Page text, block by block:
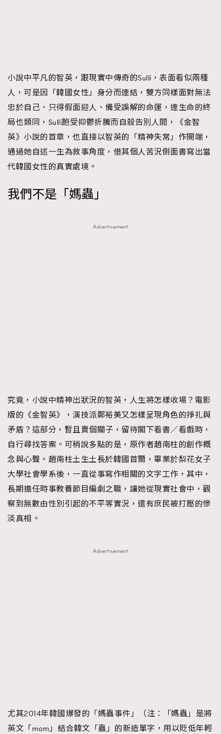
小說中平凡的智英，跟現實中傳奇的Sulli，表面看似兩種
人，可是因「韓國女性」身分而連結，雙方同樣面對無法
忠於自己、只得假面迎人、備受誤解的命運，連生命的終
局也類同，Sulli飽受抑鬱折騰而自殺告別人間，《金智
英》小說的首章，也直接以智英的「精神失常」作開端，
通過她自述一生為敘事角度，借其個人苦況側面書寫出當
代韓國女性的真實處境。
我們不是「媽蟲」
Advertisement
究竟，小說中精神出狀況的智英，人生將怎樣收場？電影
版的《金智英》，演技派鄭裕美又怎樣呈現角色的掙扎與
矛盾？這部分，暫且賣個關子，留待閣下看書／看戲時，
自行尋找答案。可稍說多點的是，原作者趙南柱的創作概
念與心聲。趙南柱土生土長於韓國首爾，畢業於梨花女子
大學社會學系後，一直從事寫作相關的文字工作，其中，
長期擔任時事教養節目編劇之職，讓她從現實社會中，觀
察到無數由性別引起的不平等實況，還有庶民被打壓的慘
淡真相。
Advertisement
尤其2014年韓國爆發的「媽蟲事件」（注：「媽蟲」是將
英文「mom」結合韓文「蟲」的新造單字，用以貶低年輕